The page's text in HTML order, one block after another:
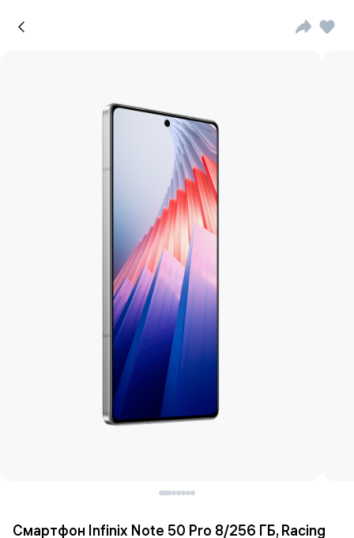
Смартфон Infinix Note 50 Pro 8/256 ГБ, Racing